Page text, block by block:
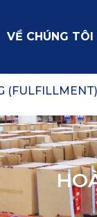
VỀ CHÚNG TÔI
(FULFILLMENT)​